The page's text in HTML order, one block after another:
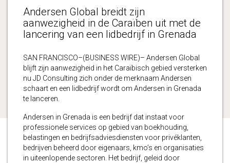
Andersen Global breidt zijn
aanwezigheid in de Caraïben uit met de
lancering van een lidbedrijf in Grenada
SAN FRANCISCO–(BUSINESS WIRE)– Andersen Global
blijft zijn aanwezigheid in het Caraïbisch gebied versterken
nu JD Consulting zich onder de merknaam Andersen
schaart en een lidbedrijf wordt om Andersen in Grenada
te lanceren.
Andersen in Grenada is een bedrijf dat instaat voor
professionele services op gebied van boekhouding,
belastingen en bedrijfsadviesdiensten voor privéklanten,
bedrijven beheerd door eigenaars, kmo’s en organisaties
in uiteenlopende sectoren. Het bedrijf, geleid door